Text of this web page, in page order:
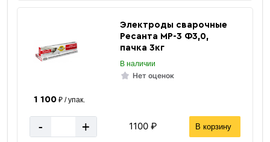
Электроды сварочные
Ресанта МР-3 Ф3,0,
пачка 3кг
В наличии
Нет оценок
1 100₽ / упак.
- + 1100 ₽ В корзину